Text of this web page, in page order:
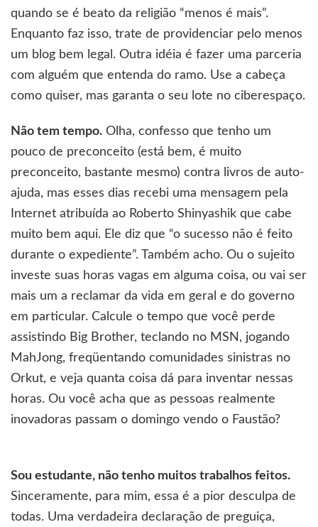
quando se é beato da religião “menos é mais”.
Enquanto faz isso, trate de providenciar pelo menos
um blog bem legal. Outra idéia é fazer uma parceria
com alguém que entenda do ramo. Use a cabeça
como quiser, mas garanta o seu lote no ciberespaço.
Não tem tempo. Olha, confesso que tenho um
pouco de preconceito (está bem, é muito
preconceito, bastante mesmo) contra livros de auto-
ajuda, mas esses dias recebi uma mensagem pela
Internet atribuída ao Roberto Shinyashik que cabe
muito bem aqui. Ele diz que “o sucesso não é feito
durante o expediente”. Também acho. Ou o sujeito
investe suas horas vagas em alguma coisa, ou vai ser
mais um a reclamar da vida em geral e do governo
em particular. Calcule o tempo que você perde
assistindo Big Brother, teclando no MSN, jogando
MahJong, freqüentando comunidades sinistras no
Orkut, e veja quanta coisa dá para inventar nessas
horas. Ou você acha que as pessoas realmente
inovadoras passam o domingo vendo o Faustão?
Sou estudante, não tenho muitos trabalhos feitos.
Sinceramente, para mim, essa é a pior desculpa de
todas. Uma verdadeira declaração de preguiça,